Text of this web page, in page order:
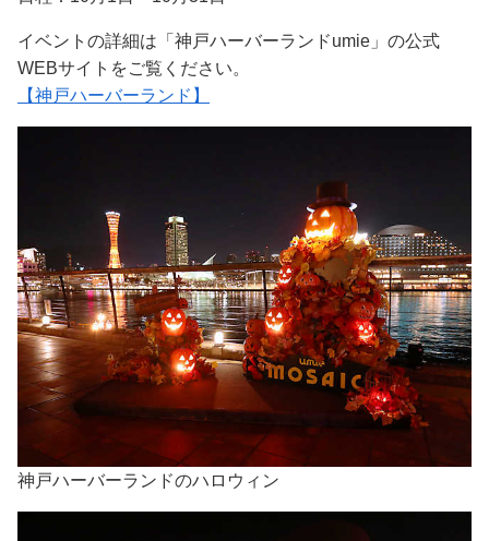
イベントの詳細は「神戸ハーバーランドumie」の公式
WEBサイトをご覧ください。
【神戸ハーバーランド】
神戸ハーバーランドのハロウィン